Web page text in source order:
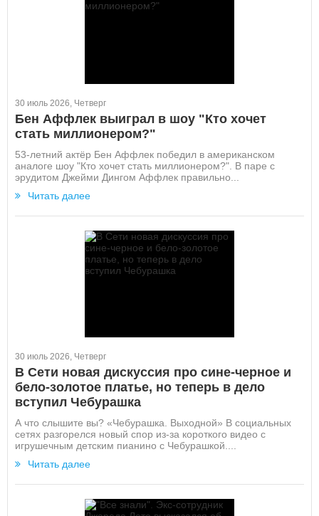
30 июль 2026, Четверг
Бен Аффлек выиграл в шоу "Кто хочет
стать миллионером?"
53-летний актёр Бен Аффлек победил в американском
аналоге шоу "Кто хочет стать миллионером?". В паре с
эрудитом Джейми Дингом Аффлек правильно...
Читать далее
30 июль 2026, Четверг
В Сети новая дискуссия про сине-черное и
бело-золотое платье, но теперь в дело
вступил Чебурашка
А что слышите вы? «Чебурашка. Выходной» В социальных
сетях разгорелся новый спор из-за короткого видео с
игрушечным детским пианино с Чебурашкой....
Читать далее